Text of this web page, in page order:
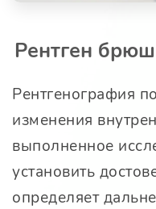
Рентген
Рентгенография
изменения
выполненное
установить
определяет